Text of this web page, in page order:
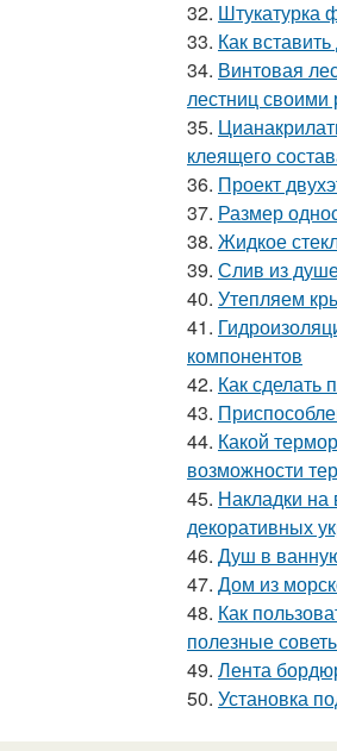
32. Штукатурка
33. Как
34. Винтовая
лестниц своими
35.
клеящего
36. Проект
37. Размер
38. Жидкое
39. Слив из
40. Утепляем
41.
компонентов
42. Как сделать
43.
44. Какой
возможности
45. Накладки
декоративных
46. Душ в
47. Дом из
48. Как
полезные
49. Лента
50. Установка